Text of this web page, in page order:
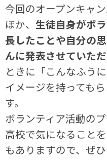
今回のオープンキャ
ほか、生徒自身がボ
長したことや自分の
んに発表させていただ
ときに「こんなふう
イメージを持っても
す。
ボランティア活動の
高校で気になること
もありますので、ぜ